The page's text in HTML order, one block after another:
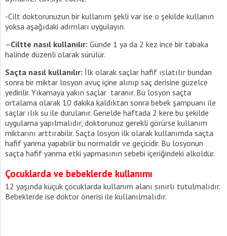
-Cilt doktorunuzun bir kullanım şekli var ise o şekilde kullanın
yoksa aşağıdaki adımları uygulayın.
–Ciltte nasıl kullanılır: Günde 1 ya da 2 kez ince bir tabaka
halinde düzenli olarak sürülür.
Saçta nasıl kullanılır: İlk olarak saçlar hafif ıslatılır bundan
sonra bir miktar losyon avuç içine alınıp saç derisine güzelce
yedirilir. Yıkamaya yakın saçlar taranır. Bu losyon saçta
ortalama olarak 10 dakika kaldıktan sonra bebek şampuanı ile
saçlar ılık su ile durulanır. Genelde haftada 2 kere bu şekilde
uygulama yapılmalıdır, doktorunuz gerekli görürse kullanım
miktarını arttırabilir. Saçta losyon ilk olarak kullanımda saçta
hafif yanma yapabilir bu normaldir ve geçicidir. Bu losyonun
saçta hafif yanma etki yapmasının sebebi içeriğindeki alkoldür.
Çocuklarda ve bebeklerde kullanımı
12 yaşında küçük çocuklarda kullanım alanı sınırlı tutulmalıdır.
Bebeklerde ise doktor önerisi ile kullanılmalıdır.